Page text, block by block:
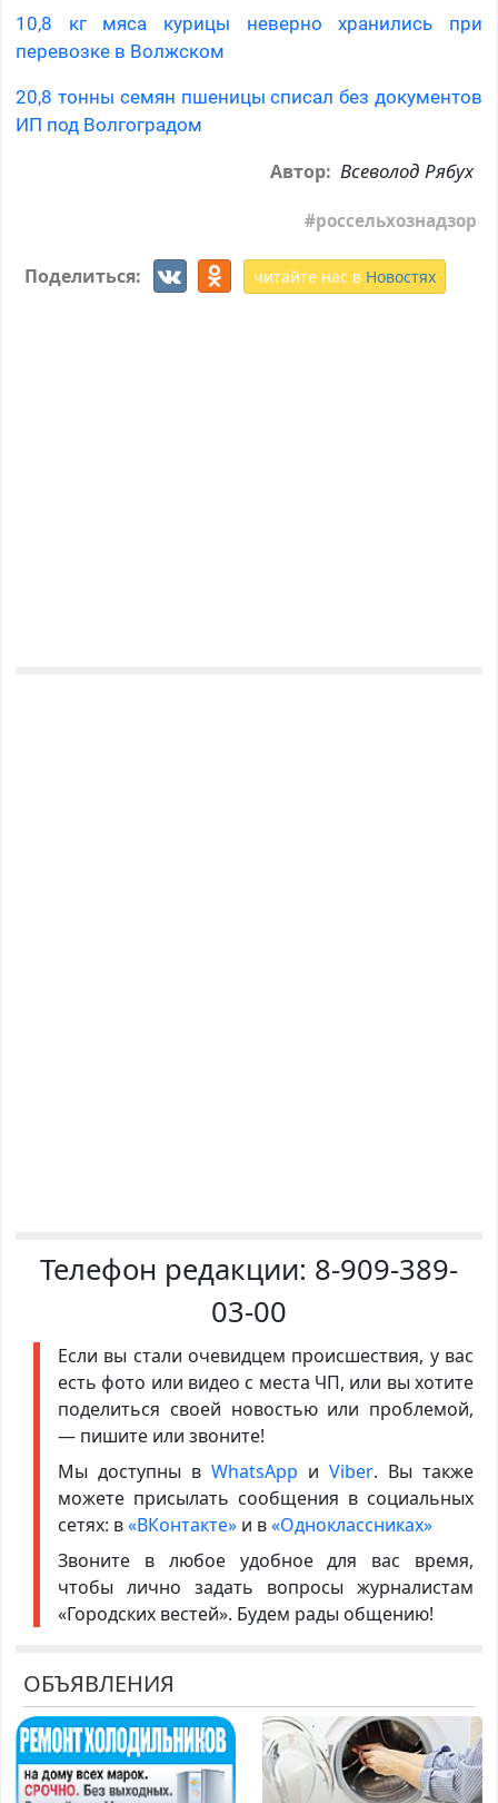
10,8 кг мяса курицы неверно хранились при
перевозке в Волжском
20,8 тонны семян пшеницы списал без документов
ИП под Волгоградом
Автор: Всеволод Рябух
россельхознадзор
Поделиться: читайте нас в Новостях
Телефон редакции: 8-909-389-
03-00
Если вы стали очевидцем происшествия, у вас
есть фото или видео с места ЧП, или вы хотите
поделиться своей новостью или проблемой,
— пишите или звоните!
Мы доступны в WhatsApp иViber. Вы также
можете присылать сообщения в социальных
сетях: в«ВКонтакте»и в«Одноклассниках»
Звоните в любое удобное для вас время,
чтобы лично задать вопросы журналистам
«Городских вестей». Будем рады общению!
ОБЪЯВЛЕНИЯ